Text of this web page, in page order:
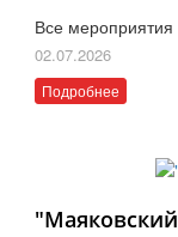
Все
02.07.2026
Подробнее